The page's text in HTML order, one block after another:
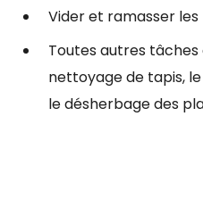
Vider et ramasser les
Toutes autres
nettoyage de tapis,
le désherbage des